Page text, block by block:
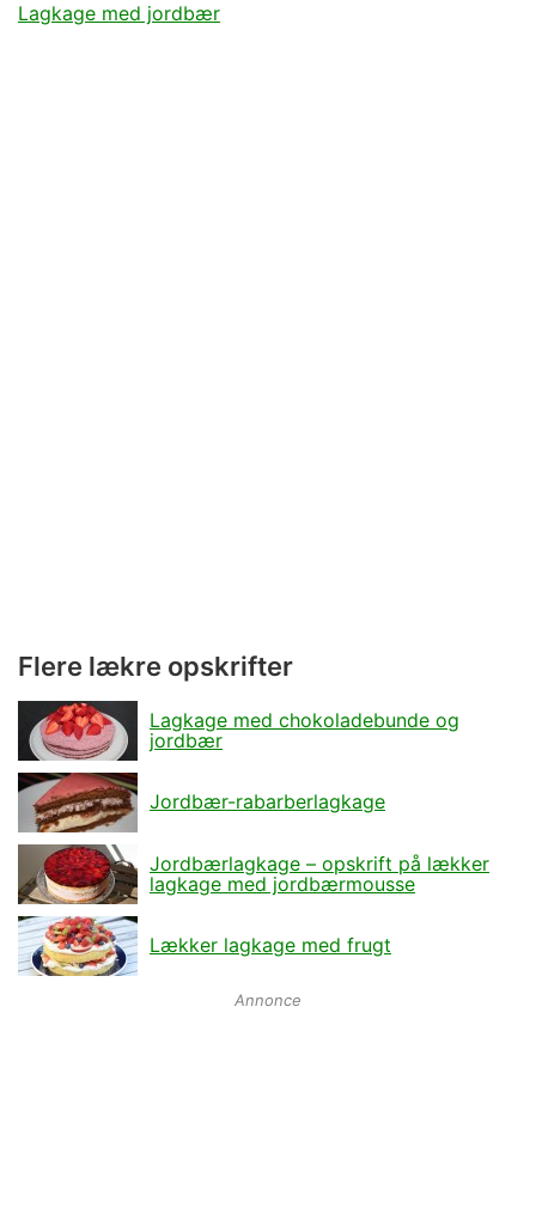
Lagkage med jordbær
Flere lækre opskrifter
Lagkage med chokoladebunde og
jordbær
Jordbær-rabarberlagkage
Jordbærlagkage – opskrift på lækker
lagkage med jordbærmousse
Lækker lagkage med frugt
Annonce